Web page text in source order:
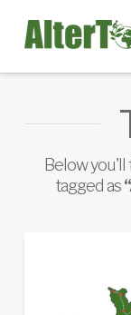
Below you'll
tagged as